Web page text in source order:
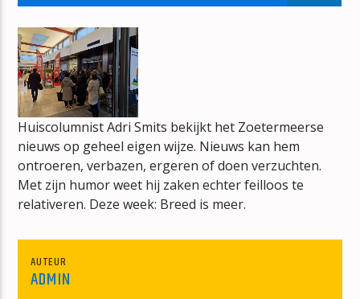
VOOR DE WEKKER WAKKER
ERIK VAN VLIET
mz-radio
Huiscolumnist Adri Smits bekijkt het Zoetermeerse
nieuws op geheel eigen wijze. Nieuws kan hem
ontroeren, verbazen, ergeren of doen verzuchten.
Met zijn humor weet hij zaken echter feilloos te
relativeren. Deze week: Breed is meer.
AUTEUR
ADMIN